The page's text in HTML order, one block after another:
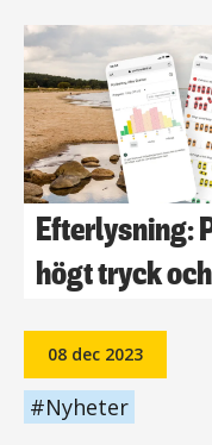
Efterlysning:
högt tryck
08 dec 2023
Nyheter